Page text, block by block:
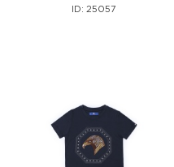
ID: 25057